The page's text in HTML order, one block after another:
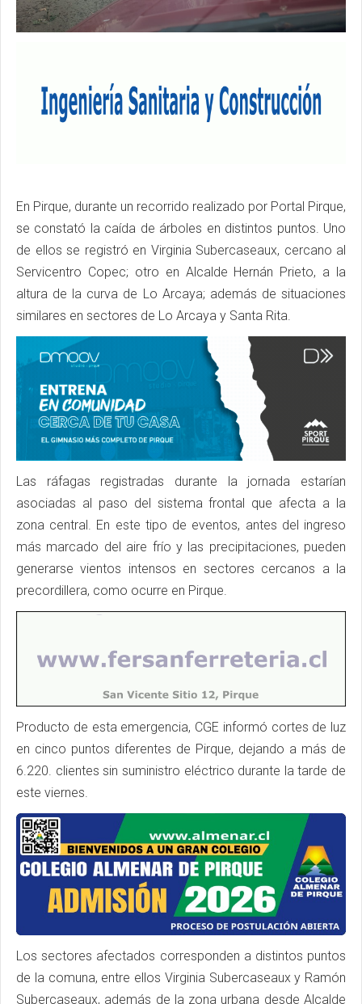
En Pirque, durante un recorrido realizado por Portal Pirque,
se constató la caída de árboles en distintos puntos. Uno
de ellos se registró en Virginia Subercaseaux, cercano al
Servicentro Copec; otro en Alcalde Hernán Prieto, a la
altura de la curva de Lo Arcaya; además de situaciones
similares en sectores de Lo Arcaya y Santa Rita.
Las ráfagas registradas durante la jornada estarían
asociadas al paso del sistema frontal que afecta a la
zona central. En este tipo de eventos, antes del ingreso
más marcado del aire frío y las precipitaciones, pueden
generarse vientos intensos en sectores cercanos a la
precordillera, como ocurre en Pirque.
Producto de esta emergencia, CGE informó cortes de luz
en cinco puntos diferentes de Pirque, dejando a más de
6.220. clientes sin suministro eléctrico durante la tarde de
este viernes.
Los sectores afectados corresponden a distintos puntos
de la comuna, entre ellos Virginia Subercaseaux y Ramón
Subercaseaux, además de la zona urbana desde Alcalde